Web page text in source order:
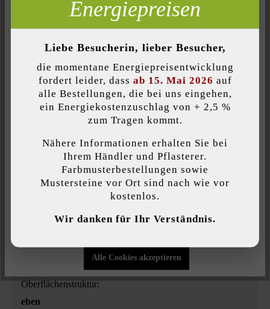
Produktbeschreibung
ideal mit dem Rasenmäher zu befahren. Die Mähkante ist die
optimale Trennung zwischen Pflanzbeeten und Rasenflächen
und wird als Randabschluss einfach in ein Splittbett verlegt.
Rundungen lassen sich mit ihr leicht ausführen, was zum
Anlegen der unterschiedlichsten Beetformen verlockt.
Belastbarkeit:
Pkw-Nutzung bis 3,5 t mit geringem
Oberflächenstruktur:
eben
Inaktiv
Komfort (Seitenfunktionalität) Inaktiv
Inaktiv
Individuelle Cookies akzeptieren
Funktionalität bieten zu können...Mehr Informationen
Individuelle Einstellungen
Alle Cookies akzeptieren
Energiepreisen
Liebe Besucherin, lieber Besucher,
die momentane Energiepreisentwicklung
fordert leider, dass ab 15. Mai 2026 auf
alle Bestellungen, die bei uns eingehen,
ein Energiekostenzuschlag von + 2,5 %
zum Tragen kommt.
Nähere Informationen erhalten Sie bei
Ihrem Händler und Pflasterer.
Farbmusterbestellungen sowie
Mustersteine vor Ort sind nach wie vor
kostenlos.
Wir danken für Ihr Verständnis.